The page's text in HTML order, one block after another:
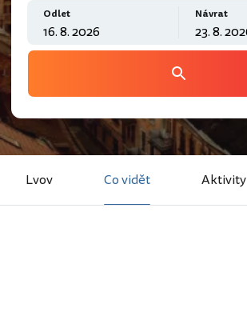
Odlet Návrat
Lvov Co vidět Aktivity